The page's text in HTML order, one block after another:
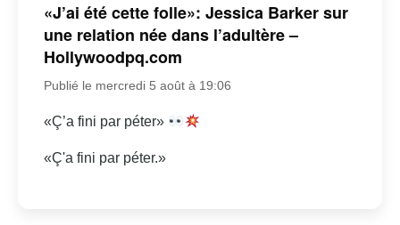
«J’ai été cette folle»: Jessica Barker sur
une relation née dans l’adultère –
Hollywoodpq.com
Publié le mercredi 5 août à 19:06
«Ç’a fini par péter»
«Ç'a fini par péter.»